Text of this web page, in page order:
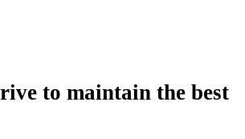
to maintain the best